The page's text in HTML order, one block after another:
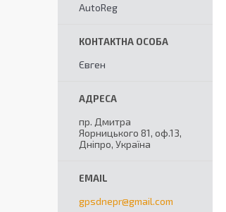
AutoReg
Євген
пр. Дмитра
Яорницького 81, оф.13,
Дніпро, Україна
gpsdnepr@gmail.com